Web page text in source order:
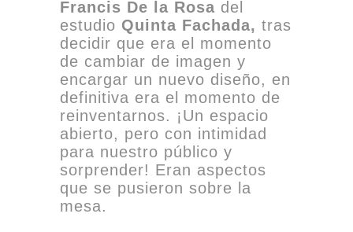
Francis De la Rosa del
estudio Quinta Fachada, tras
decidir que era el momento
de cambiar de imagen y
encargar un nuevo diseño, en
definitiva era el momento de
reinventarnos. ¡Un espacio
abierto, pero con intimidad
para nuestro público y
sorprender! Eran aspectos
que se pusieron sobre la
mesa.